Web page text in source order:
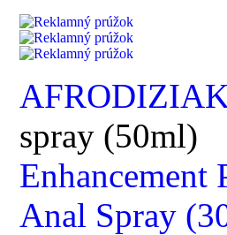
spray (50ml)
Enhancement
Anal Spray